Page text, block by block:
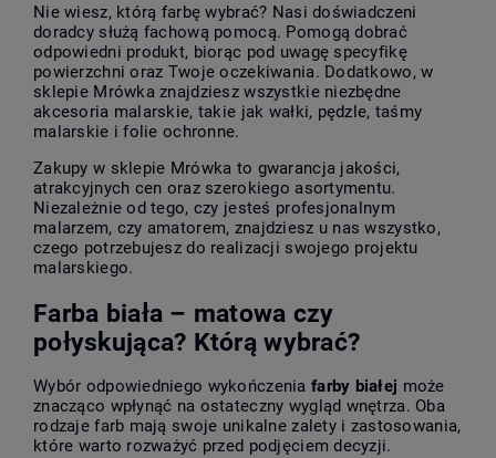
Nie wiesz, którą farbę wybrać? Nasi doświadczeni
doradcy służą fachową pomocą. Pomogą dobrać
odpowiedni produkt, biorąc pod uwagę specyfikę
powierzchni oraz Twoje oczekiwania. Dodatkowo, w
sklepie Mrówka znajdziesz wszystkie niezbędne
akcesoria malarskie, takie jak wałki, pędzle, taśmy
malarskie i folie ochronne.
Zakupy w sklepie Mrówka to gwarancja jakości,
atrakcyjnych cen oraz szerokiego asortymentu.
Niezależnie od tego, czy jesteś profesjonalnym
malarzem, czy amatorem, znajdziesz u nas wszystko,
czego potrzebujesz do realizacji swojego projektu
malarskiego.
Farba biała – matowa czy
połyskująca? Którą wybrać?
Wybór odpowiedniego wykończenia farby białej może
znacząco wpłynąć na ostateczny wygląd wnętrza. Oba
rodzaje farb mają swoje unikalne zalety i zastosowania,
które warto rozważyć przed podjęciem decyzji.